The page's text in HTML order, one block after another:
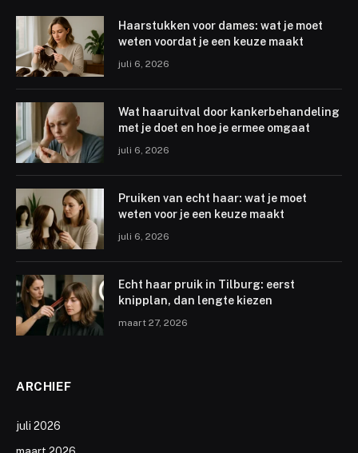
Haarstukken voor dames: wat je moet
weten voordat je een keuze maakt
juli 6, 2026
Wat haaruitval door kankerbehandeling
met je doet en hoe je ermee omgaat
juli 6, 2026
Pruiken van echt haar: wat je moet
weten voor je een keuze maakt
juli 6, 2026
Echt haar pruik in Tilburg: eerst
knipplan, dan lengte kiezen
maart 27, 2026
ARCHIEF
juli 2026